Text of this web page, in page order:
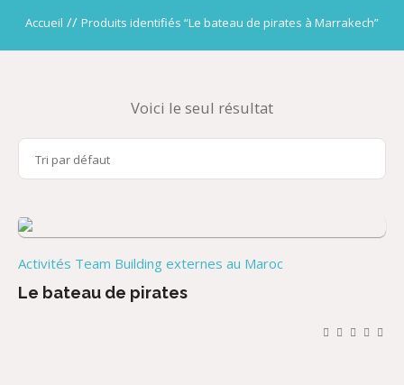
Accueil // Produits identifiés “Le bateau de pirates à Marrakech”
Voici le seul résultat
Activités Team Building externes au Maroc
Le bateau de pirates